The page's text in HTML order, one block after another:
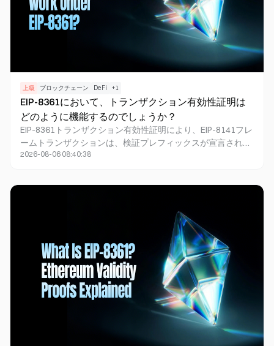
上級 ブロックチェーン DeFi +1
EIP-8361において、トランザクション有効性証明は
どのように機能するのでしょうか？
EIP-8361トランザクション有効性証明により、EIP-8141フレ
ームトランザクションは、検証プレフィックスが宣言された
状態仮定の下でトランザクションを承認していることを示す
ルーバー、スマートアカウントのデベロッパーにとって特に
重要ですが、現時点ではアクティブなコンセンサスルールで
はなく、ドラフト段階のネットワークポリシーです。
2026-08-06 08:40:38